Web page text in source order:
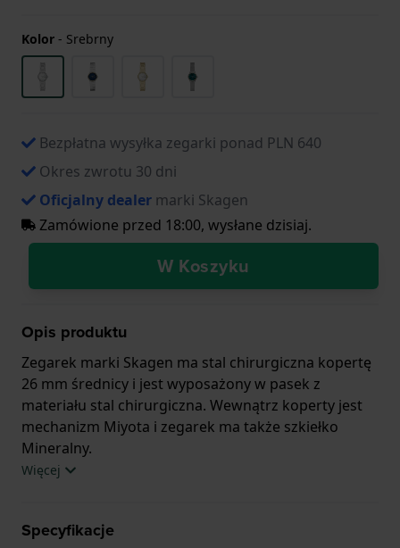
Kolor - Srebrny
Bezpłatna wysyłka zegarki ponad PLN 640
Okres zwrotu 30 dni
Oficjalny dealer marki Skagen
Zamówione przed 18:00, wysłane dzisiaj.
W Koszyku
Opis produktu
Zegarek marki Skagen ma stal chirurgiczna kopertę
26 mm średnicy i jest wyposażony w pasek z
materiału stal chirurgiczna. Wewnątrz koperty jest
mechanizm Miyota i zegarek ma także szkiełko
Mineralny.
letnia gwarancja.
Więcej
Specyfikacje